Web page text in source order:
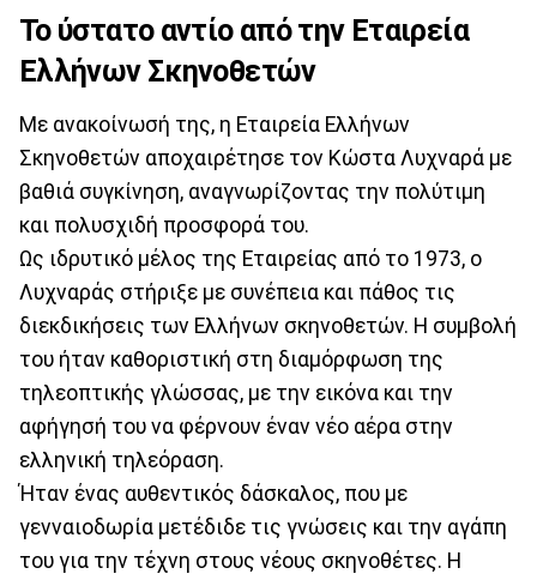
Το ύστατο αντίο από την Εταιρεία
Ελλήνων Σκηνοθετών
Με ανακοίνωσή της, η Εταιρεία Ελλήνων
Σκηνοθετών αποχαιρέτησε τον Κώστα Λυχναρά με
βαθιά συγκίνηση, αναγνωρίζοντας την πολύτιμη
και πολυσχιδή προσφορά του.
Ως ιδρυτικό μέλος της Εταιρείας από το 1973, ο
Λυχναράς στήριξε με συνέπεια και πάθος τις
διεκδικήσεις των Ελλήνων σκηνοθετών. Η συμβολή
του ήταν καθοριστική στη διαμόρφωση της
τηλεοπτικής γλώσσας, με την εικόνα και την
αφήγησή του να φέρνουν έναν νέο αέρα στην
ελληνική τηλεόραση.
Ήταν ένας αυθεντικός δάσκαλος, που με
γενναιοδωρία μετέδιδε τις γνώσεις και την αγάπη
του για την τέχνη στους νέους σκηνοθέτες. Η